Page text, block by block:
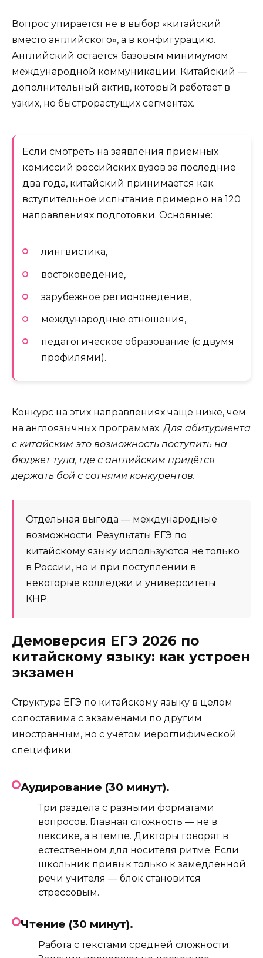
Вопрос упирается не в выбор «китайский
вместо английского», а в конфигурацию.
Английский остаётся базовым минимумом
международной коммуникации. Китайский —
дополнительный актив, который работает в
узких, но быстрорастущих сегментах.
Если смотреть на заявления приёмных
комиссий российских вузов за последние
два года, китайский принимается как
вступительное испытание примерно на 120
направлениях подготовки. Основные:
лингвистика,
востоковедение,
зарубежное регионоведение,
международные отношения,
педагогическое образование (с двумя
профилями).
Конкурс на этих направлениях чаще ниже, чем
на англоязычных программах.Для абитуриента
с китайским это возможность поступить на
бюджет туда, где с английским придётся
держать бой с сотнями конкурентов.
Отдельная выгода — международные
возможности. Результаты ЕГЭ по
китайскому языку используются не только
в России, но и при поступлении в
некоторые колледжи и университеты
КНР.
Демоверсия ЕГЭ 2026 по
китайскому языку: как устроен
экзамен
Структура ЕГЭ по китайскому языку в целом
сопоставима с экзаменами по другим
иностранным, но с учётом иероглифической
специфики.
Аудирование (30 минут).
Три раздела с разными форматами
вопросов. Главная сложность — не в
лексике, а в темпе. Дикторы говорят в
естественном для носителя ритме. Если
школьник привык только к замедленной
речи учителя — блок становится
стрессовым.
Чтение (30 минут).
Работа с текстами средней сложности.